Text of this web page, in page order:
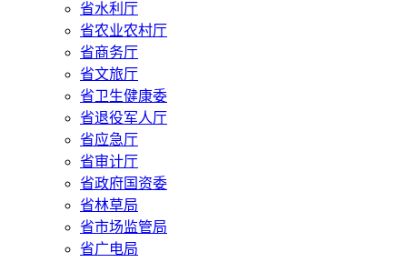
省水利厅
省农业农村厅
省商务厅
省文旅厅
省卫生健康委
省退役军人厅
省应急厅
省审计厅
省政府国资委
省林草局
省市场监管局
省广电局